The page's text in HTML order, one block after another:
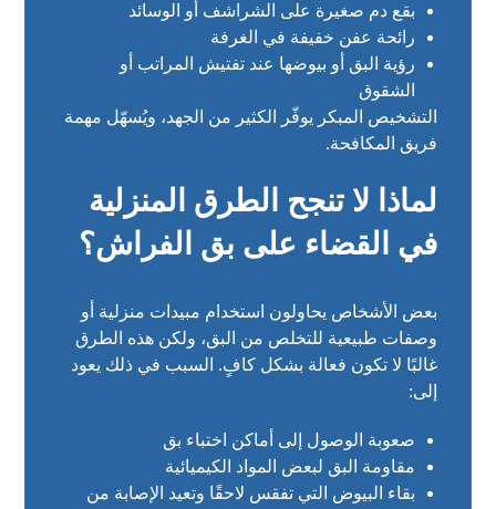
بقع دم صغيرة على الشراشف أو الوسائد
رائحة عفن خفيفة في الغرفة
رؤية البق أو بيوضها عند تفتيش المراتب أو
الشقوق
التشخيص المبكر يوفّر الكثير من الجهد، ويُسهّل مهمة
فريق المكافحة.
لماذا لا تنجح الطرق المنزلية
في القضاء على بق الفراش؟
بعض الأشخاص يحاولون استخدام مبيدات منزلية أو
وصفات طبيعية للتخلص من البق، ولكن هذه الطرق
غالبًا لا تكون فعالة بشكل كافٍ. السبب في ذلك يعود
إلى:
صعوبة الوصول إلى أماكن اختباء بق
مقاومة البق لبعض المواد الكيميائية
بقاء البيوض التي تفقس لاحقًا وتعيد الإصابة من